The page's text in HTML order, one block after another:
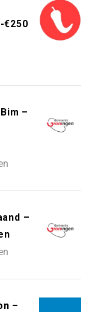
€250
–
–
–